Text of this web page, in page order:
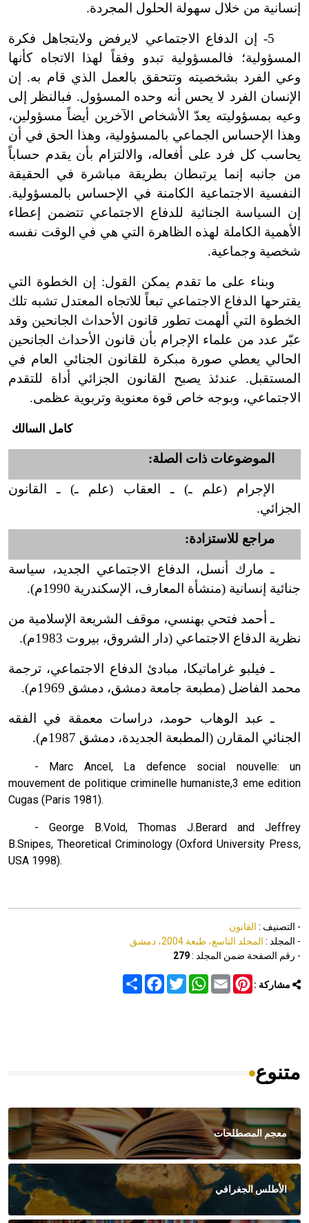
إنسانية من خلال سهولة الحلول المجردة.
5
-إن الدفاع الاجتماعي لايرفض ولايتجاهل فكرة
المسؤولية؛ فالمسؤولية تبدو وفقاً لهذا الاتجاه كأنها
وعي الفرد بشخصيته وتتحقق بالعمل الذي قام به. إن
الإنسان الفرد لا يحس أنه وحده المسؤول. فبالنظر إلى
وعيه بمسؤوليته يعدّ الأشخاص الآخرين أيضاً مسؤولين،
وهذا الإحساس الجماعي بالمسؤولية، وهذا الحق في أن
يحاسب كل فرد على أفعاله، والالتزام بأن يقدم حساباً
من جانبه إنما يرتبطان بطريقة مباشرة في الحقيقة
النفسية الاجتماعية الكامنة في الإحساس بالمسؤولية.
إن السياسة الجنائية للدفاع الاجتماعي تتضمن إعطاء
الأهمية الكاملة لهذه الظاهرة التي هي في الوقت نفسه
شخصية وجماعية.
وبناء على ما تقدم يمكن القول: إن الخطوة التي
يقترحها الدفاع الاجتماعي تبعاً للاتجاه المعتدل تشبه تلك
الخطوة التي ألهمت تطور قانون الأحداث الجانحين وقد
عبّر عدد من علماء الإجرام بأن قانون الأحداث الجانحين
الحالي يعطي صورة مبكرة للقانون الجنائي العام في
المستقبل. عندئذ يصبح القانون الجزائي أداة للتقدم
الاجتماعي، وبوجه خاص قوة معنوية وتربوية عظمى.
كامل السالك
الموضوعات ذات الصلة:
الإجرام (علم ـ) ـ العقاب (علم ـ) ـ القانون
الجزائي.
مراجع للاستزادة:
ـ مارك أنسل، الدفاع الاجتماعي الجديد، سياسة
جنائية إنسانية (منشأة المعارف، الإسكندرية 1990م).
ـ أحمد فتحي بهنسي، موقف الشريعة الإسلامية من
نظرية الدفاع الاجتماعي (دار الشروق، بيروت 1983م).
ـ فيلبو غراماتيكا، مبادئ الدفاع الاجتماعي، ترجمة
محمد الفاضل (مطبعة جامعة دمشق، دمشق 1969م).
ـ عبد الوهاب حومد، دراسات معمقة في الفقه
الجنائي المقارن (المطبعة الجديدة، دمشق 1987م).
- Marc Ancel, La defence social nouvelle: un
mouvement de politique criminelle humaniste,3 eme edition
Cugas (Paris 1981).
- George B.Vold, Thomas J.Berard and Jeffrey
B.Snipes, Theoretical Criminology (Oxford University Press,
USA 1998).
- التصنيف : القانون
- المجلد : المجلد التاسع، طبعة 2004، دمشق
- رقم الصفحة ضمن المجلد :279
مشاركة : Share
FacebookTwitter
WhatsAppEmail
Pinterest
متنوع
معجم المصطلحات
الأطلس الجغرافي